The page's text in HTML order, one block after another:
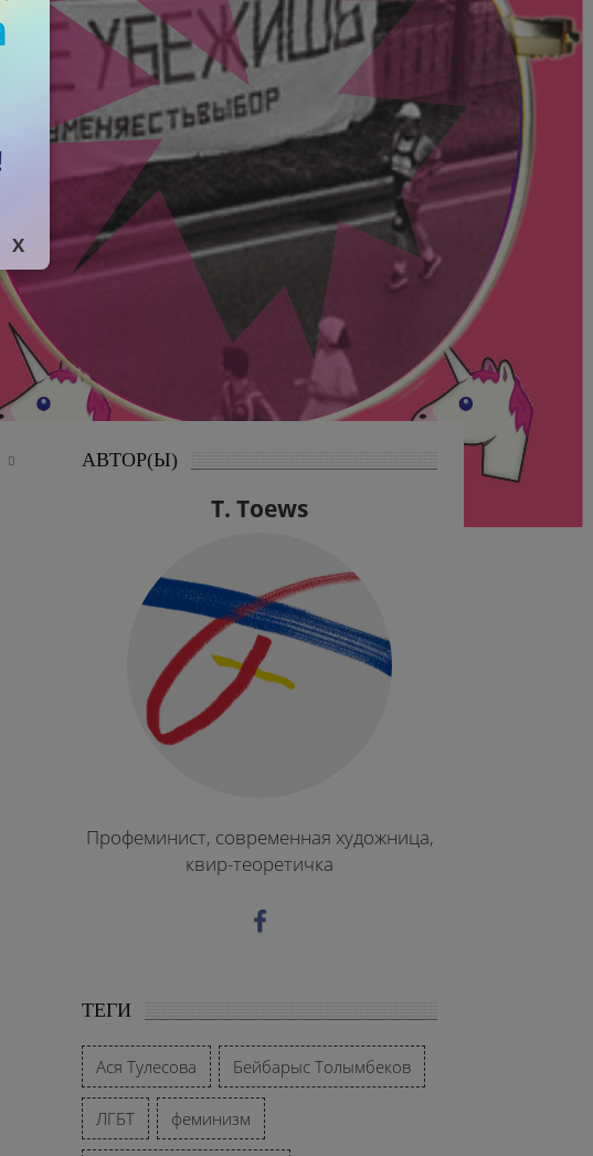
 АВТОР(Ы)
T. Toews
Профеминист, современная художница,
квир-теоретичка
ТЕГИ
Ася Тулесова Бейбарыс Толымбеков
ЛГБТ феминизм